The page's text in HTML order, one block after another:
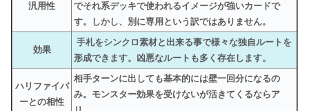
汎用性
でそれ系デッキで使われるイメージが強いカードで
す。しかし、別に専用という訳ではありません。
効果
手札をシンクロ素材と出来る事で様々な独自ルートを
形成できます。凶悪なルートも多く存在します。
ハリファイバ
ーとの相性
相手ターンに出しても基本的には壁一回分になるの
み。モンスター効果を受けないが活きてくるならア